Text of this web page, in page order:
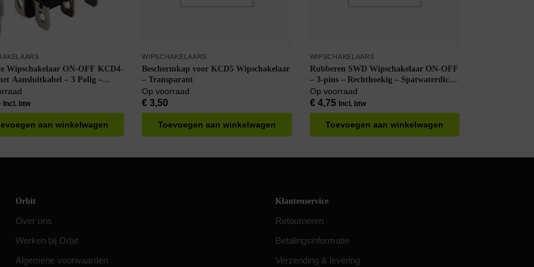
Wipschakelaar ON-OFF KCD4-
Aansluitkabel – 3 Polig –
– 30x22mm – Rood met
Incl. btw
aan winkelwagen
WIPSCHAKELAARS
Beschermkap voor KCD5 Wipschakelaar
– Transparant
Op voorraad
€ 3,50
Toevoegen aan winkelwagen
WIPSCHAKELAARS
Rubberen SWD Wipschakelaar ON-OFF
– 3-pins – Rechthoekig – Spatwaterdicht
– met LED Indicatie – Max. 20A 220V –
KCD3-IO-R – Rood
Op voorraad
€4,75 Incl. btw
Toevoegen aan winkelwagen
Orbit
Over ons
Werken bij Orbit
Algemene voorwaarden
Klantenservice
Retourneren
Betalingsinformatie
Verzending & levering